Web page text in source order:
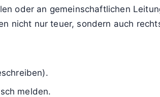
oder an gemeinschaftlichen
nicht nur teuer, sondern auch
melden.